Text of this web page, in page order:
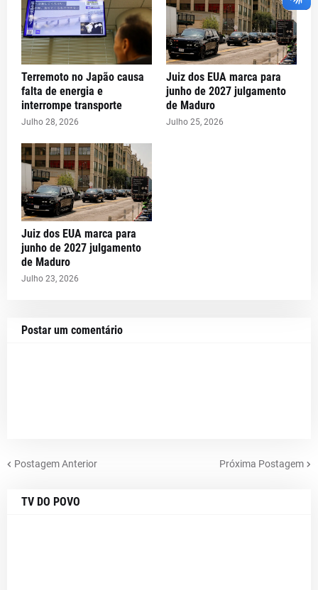
Terremoto no Japão causa
falta de energia e
interrompe transporte
Julho 28, 2026
Juiz dos EUA marca para
junho de 2027 julgamento
de Maduro
Julho 25, 2026
Juiz dos EUA marca para
junho de 2027 julgamento
de Maduro
Julho 23, 2026
Postar um comentário
Postagem Anterior Próxima Postagem
TV DO POVO